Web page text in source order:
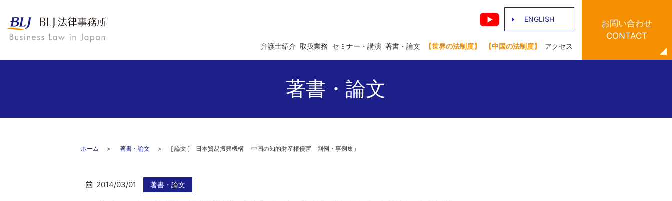
弁護士紹介 取扱業務 セミナー・講演 著書・論文 【世界の法制度】 【中国の法制度】 アクセス
ENGLISH
お問い合わせ
CONTACT
著書・論文
ホーム 著書・論文 [ 論文 ] 日本貿易振興機構 「中国の知的財産権侵害 判例・事例集」
2014/03/01 著書・論文